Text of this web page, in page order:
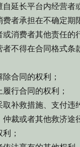
长平台内经营者
承担在不确定期
费者其他责任的
不得在合同格式条
合同的权利；
行合同的权利；
救措施、支付违
或者其他救济途
；